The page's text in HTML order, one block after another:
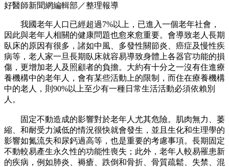
好醫師新聞網編輯部／整理報導
我國老年人口已經超過7%以上，已進入一個老年社會，
因此與老年人相關的健康問題也愈來愈重要。會導致老人長期
臥床的原因有很多，諸如中風、多發性關節炎、癌症及慢性疾
病等，老人家一旦長期臥床就容易導致身體上各器官功能的損
傷，更增加老人及照顧者的負擔。大約有十分之一沒有住進療
養機構中的老年人，會有某些活動上的限制，而住在療養機構
中的老人，則90%以上至少有一種日常生活活動必須依賴別
人。
固定不動造成的影響對於老年人尤其危險。肌肉無力、萎
縮、和耐受力減低的情況很快就會發生，並且生化和生理學的
影響如氮流失和尿鈣過高等，也是重要的考慮事項。長期固定
不動較易產生永久性的功能性喪失；此外，老年人較易罹患新
的疾病，例如肺炎、褥瘡、跌倒和骨折、骨質疏鬆、失禁、混